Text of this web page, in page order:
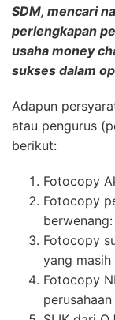
SDM, mencari
perlengkapan
usaha money
sukses dalam
Adapun
atau pengurus
berikut:
Fotocopy
Fotocopy
Fotocopy
yang
Fotocopy
perusahaan